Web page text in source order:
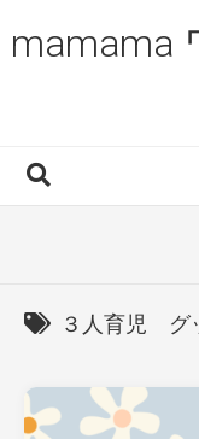
tomamama
3人育児体験談
はじめまして
３人育児 グ